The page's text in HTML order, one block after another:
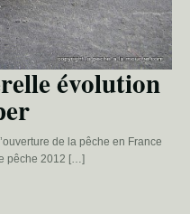
évolution
de la pêche en France
pêche 2012 […]